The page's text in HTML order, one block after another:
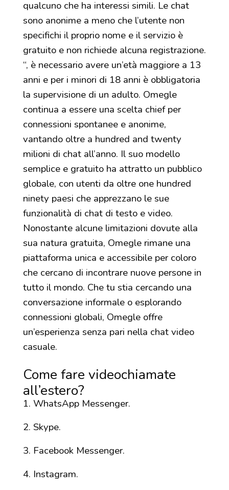
qualcuno che ha interessi simili. Le chat
sono anonime a meno che l’utente non
specifichi il proprio nome e il servizio è
gratuito e non richiede alcuna registrazione.
“, è necessario avere un’età maggiore a 13
anni e per i minori di 18 anni è obbligatoria
la supervisione di un adulto. Omegle
continua a essere una scelta chief per
connessioni spontanee e anonime,
vantando oltre a hundred and twenty
milioni di chat all’anno. Il suo modello
semplice e gratuito ha attratto un pubblico
globale, con utenti da oltre one hundred
ninety paesi che apprezzano le sue
funzionalità di chat di testo e video.
Nonostante alcune limitazioni dovute alla
sua natura gratuita, Omegle rimane una
piattaforma unica e accessibile per coloro
che cercano di incontrare nuove persone in
tutto il mondo. Che tu stia cercando una
conversazione informale o esplorando
connessioni globali, Omegle offre
un’esperienza senza pari nella chat video
casuale.
Come fare videochiamate
all’estero?
WhatsApp Messenger.
Skype.
Facebook Messenger.
Instagram.